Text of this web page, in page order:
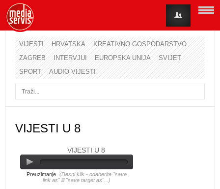
VIJESTI HRVATSKA
KREATIVNO GOSPODARSTVO
ZAGREB
INTERVJUI EUROPSKA UNIJA
SVIJET
SPORT
AUDIO VIJESTI
VIJESTI U 8
VIJESTI U 8
Preuzimanje (Desni klik - odaberite "save
link as" ili "save target as"...)
Korisničko ime
Lozinka
Zaboravili ste lozinku?